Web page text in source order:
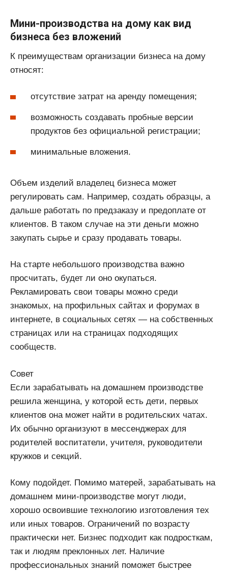
Мини-производства на дому как вид
бизнеса без вложений
К преимуществам организации бизнеса на дому
относят:
отсутствие затрат на аренду помещения;
возможность создавать пробные версии
продуктов без официальной регистрации;
минимальные вложения.
Объем изделий владелец бизнеса может
регулировать сам. Например, создать образцы, а
дальше работать по предзаказу и предоплате от
клиентов. В таком случае на эти деньги можно
закупать сырье и сразу продавать товары.
На старте небольшого производства важно
просчитать, будет ли оно окупаться.
Рекламировать свои товары можно среди
знакомых, на профильных сайтах и форумах в
интернете, в социальных сетях — на собственных
страницах или на страницах подходящих
сообществ.
Совет
Если зарабатывать на домашнем производстве
решила женщина, у которой есть дети, первых
клиентов она может найти в родительских чатах.
Их обычно организуют в мессенджерах для
родителей воспитатели, учителя, руководители
кружков и секций.
Кому подойдет. Помимо матерей, зарабатывать на
домашнем мини-производстве могут люди,
хорошо освоившие технологию изготовления тех
или иных товаров. Ограничений по возрасту
практически нет. Бизнес подходит как подросткам,
так и людям преклонных лет. Наличие
профессиональных знаний поможет быстрее